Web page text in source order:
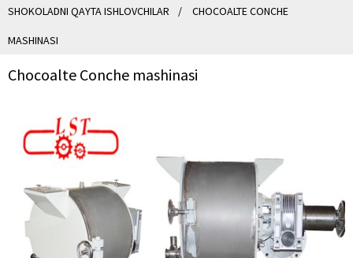
SHOKOLADNI QAYTA ISHLOVCHILAR CHOCOALTE CONCHE
MASHINASI
Chocoalte Conche mashinasi